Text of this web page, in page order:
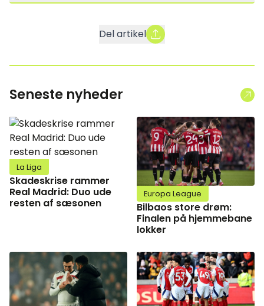
Del artikel
Seneste nyheder
La Liga
Skadeskrise rammer
Real Madrid: Duo ude
resten af sæsonen
Europa League
Bilbaos store drøm:
Finalen på hjemmebane
lokker